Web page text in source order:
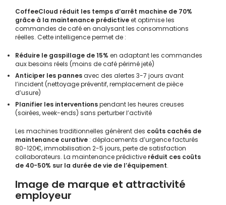
CoffeeCloud réduit les temps d’arrêt machine de 70%
grâce à la maintenance prédictiveet optimise les
commandes de café en analysant les consommations
réelles. Cette intelligence permet de :
Réduire le gaspillage de 15% en adaptant les commandes
aux besoins réels (moins de café périmé jeté)
Anticiper les pannesavec des alertes 3-7 jours avant
l’incident (nettoyage préventif, remplacement de pièce
d’usure)
Planifier les interventionspendant les heures creuses
(soirées, week-ends) sans perturber l’activité
Les machines traditionnelles génèrent des coûts cachés de
maintenance curative : déplacements d’urgence facturés
80-120€, immobilisation 2-5 jours, perte de satisfaction
collaborateurs. La maintenance prédictive réduit ces coûts
de 40-50% sur la durée de vie de l’équipement.
Image de marque et attractivité
employeur